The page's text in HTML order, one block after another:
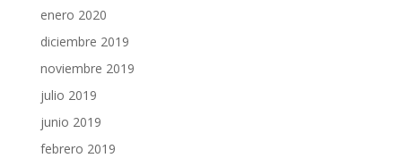
enero 2020
diciembre 2019
noviembre 2019
julio 2019
junio 2019
febrero 2019